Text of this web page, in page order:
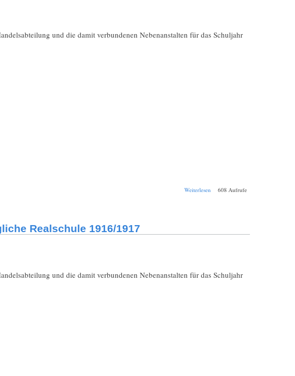
und die damit verbundenen Nebenanstalten für das Schuljahr
Weiterlesen über Schul-
608 Aufrufe
Realschule 1916/1917
und die damit verbundenen Nebenanstalten für das Schuljahr